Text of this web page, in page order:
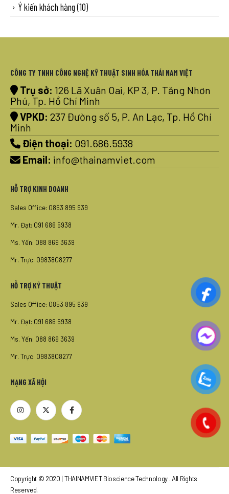
Ý kiến khách hàng(10)
CÔNG TY TNHH CÔNG NGHỆ KỸ THUẬT SINH HÓA THÁI NAM VIỆT
Trụ sở: 126 Lã Xuân Oai, KP 3, P. Tăng Nhơn
Phú, Tp. Hồ Chí Minh
VPKD: 237 Đường số 5, P. An Lạc, Tp. Hồ Chí
Minh
Điện thoại: 091.686.5938
Email: info@thainamviet.com
HỖ TRỢ KINH DOANH
Sales Office: 0853 895 939
Mr. Đạt: 091 686 5938
Ms. Yến: 088 869 3639
Mr. Trực: 0983808277
HỖ TRỢ KỸ THUẬT
Sales Office: 0853 895 939
Mr. Đạt: 091 686 5938
Ms. Yến: 088 869 3639
Mr. Trực: 0983808277
MẠNG XÃ HỘI
Copyright © 2020 | THAINAMVIET Bioscience Technology . All Rights
Reserved.